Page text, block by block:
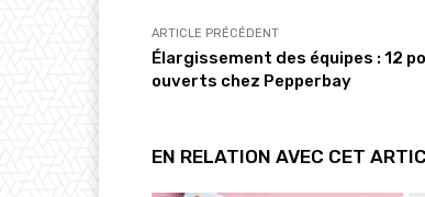
ARTICLE PRÉCÉDENT
Élargissement des équipes : 12
ouverts chez Pepperbay
EN RELATION AVEC CET